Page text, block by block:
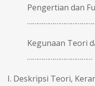
Pengertian dan
Kegunaan Teori
I. Deskripsi Teori,